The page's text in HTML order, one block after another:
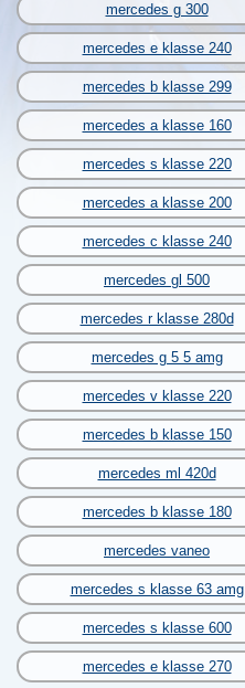
mercedes g 300
mercedes e klasse 240
mercedes b klasse 299
mercedes a klasse 160
mercedes s klasse 220
mercedes a klasse 200
mercedes c klasse 240
mercedes gl 500
mercedes r klasse 280d
mercedes g 5 5 amg
mercedes v klasse 220
mercedes b klasse 150
mercedes ml 420d
mercedes b klasse 180
mercedes vaneo
mercedes s klasse 63 amg
mercedes s klasse 600
mercedes e klasse 270